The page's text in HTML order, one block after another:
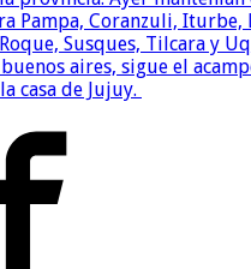
Pampa, Coranzuli, Iturbe,
Susques, Tilcara y
aires, sigue el
casa de Jujuy.